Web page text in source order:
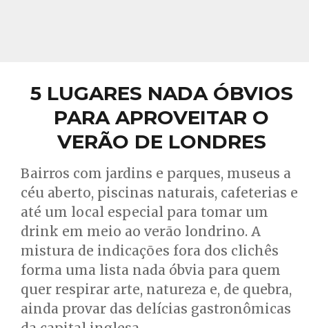
5 LUGARES NADA ÓBVIOS
PARA APROVEITAR O
VERÃO DE LONDRES
Bairros com jardins e parques, museus a
céu aberto, piscinas naturais, cafeterias e
até um local especial para tomar um
drink em meio ao verão londrino. A
mistura de indicações fora dos clichês
forma uma lista nada óbvia para quem
quer respirar arte, natureza e, de quebra,
ainda provar das delícias gastronômicas